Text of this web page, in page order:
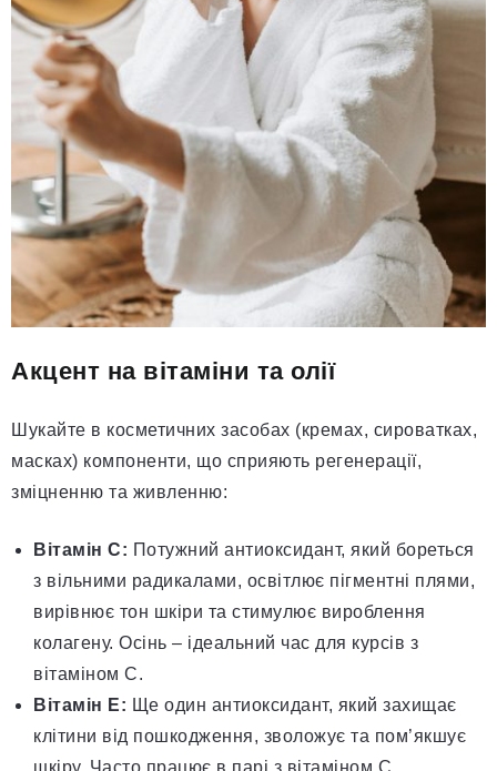
Акцент на вітаміни та олії
Шукайте в косметичних засобах (кремах, сироватках,
масках) компоненти, що сприяють регенерації,
зміцненню та живленню:
Вітамін С: Потужний антиоксидант, який бореться
з вільними радикалами, освітлює пігментні плями,
вирівнює тон шкіри та стимулює вироблення
колагену. Осінь – ідеальний час для курсів з
вітаміном С.
Вітамін Е: Ще один антиоксидант, який захищає
клітини від пошкодження, зволожує та пом’якшує